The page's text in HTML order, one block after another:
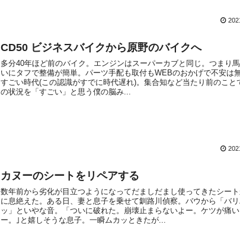
CD50 ビジネスバイクから原野のバイクへ
多分40年ほど前のバイク。エンジンはスーパーカブと同じ。つまり
いにタフで整備が簡単。パーツ手配も取付もWEBのおかげで不安は無
すごい時代(この認識がすでに時代遅れ)。集合知など当たり前のこと
の状況を「すごい」と思う僕の脳み...
カヌーのシートをリペアする
数年前から劣化が目立つようになってだましだまし使ってきたシー
に息絶えた。ある日、妻と息子を乗せて釧路川偵察。バウから「バリ
ッ」といやな音。「ついに破れた。崩壊止まらないよー。ケツが痛い
ー。｣と嬉しそうな息子。一瞬ムカッときたが...